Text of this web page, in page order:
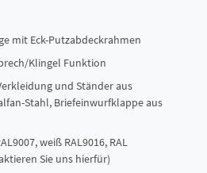
mit Eck-Putzabdeckrahmen
Klingel Funktion
und Ständer aus
Stahl, Briefeinwurfklappe aus
weiß RAL9016, RAL
Sie uns hierfür)